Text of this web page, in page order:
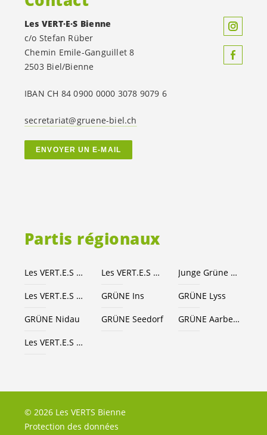
Partis régionaux
Les VERT.E.S Les VERT.E.S Junge Grüne Kanton Bern
Les VERT.E.S GRÜNE Ins GRÜNE Lyss
GRÜNE Nidau GRÜNE Seedorf GRÜNE Aarberg
Les VERT.E.S
Les VERT·E·S Bienne
c/o Stefan Rüber
Chemin Emile-Ganguillet 8
2503 Biel/Bienne
IBAN CH 84 0900 0000 3078 9079 6
secretariat@gruene-biel.ch
ENVOYER UN E-MAIL
© 2026 Les VERTS Bienne
Protection des données